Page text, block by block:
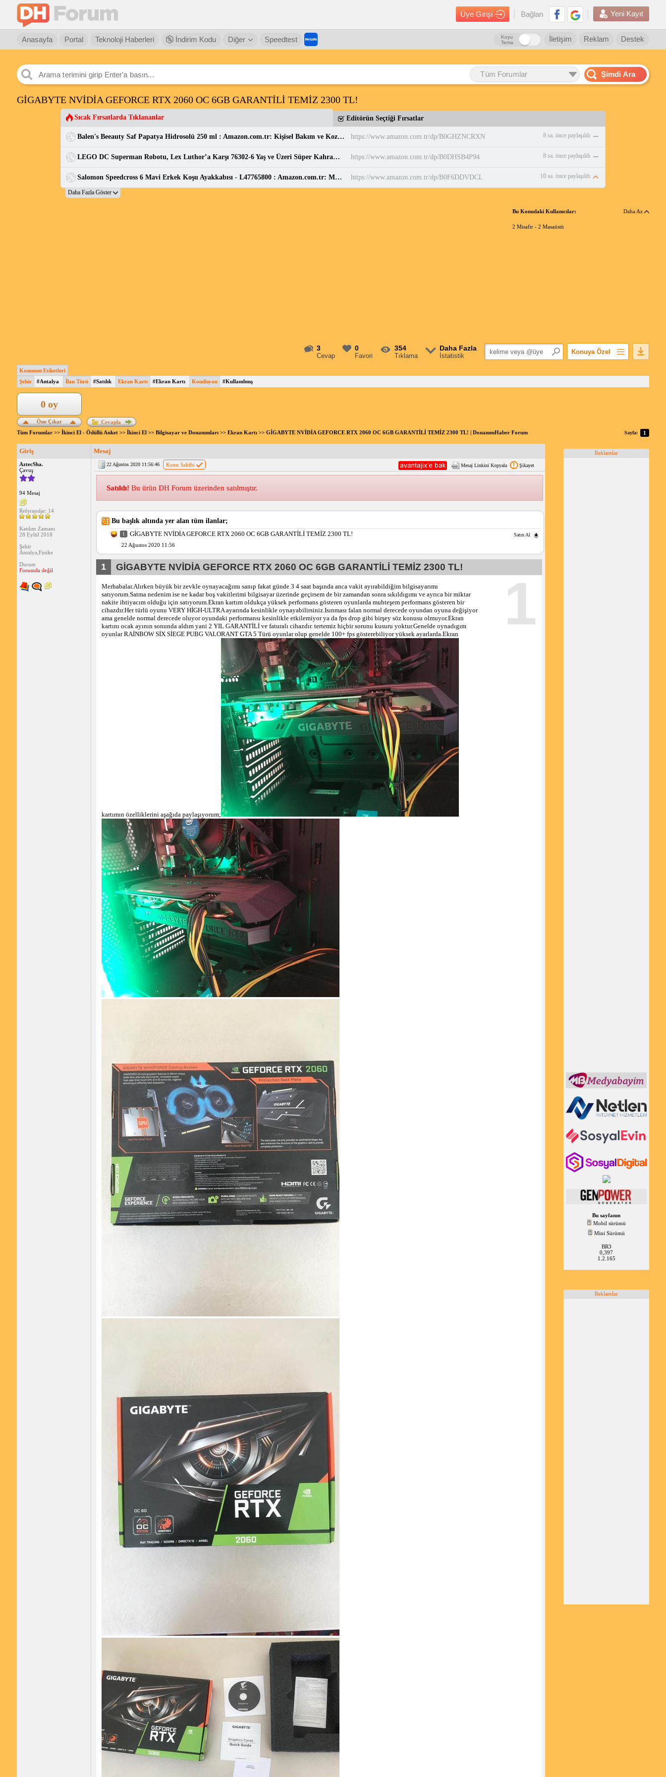
Üye Girişi Bağlan Yeni Kayıt
Anasayfa Portal Teknoloji Haberleri İndirim Kodu Diğer Speedtest Destek
Reklam
İletişim
Koyu
Tema
Tüm Forumlar Şimdi Ara
GİGABYTE NVİDİA GEFORCE RTX 2060 OC 6GB GARANTİLİ TEMİZ 2300 TL!
Sıcak Fırsatlarda Tıklananlar Editörün Seçtiği Fırsatlar
Balen's Beeauty Saf Papatya Hidrosolü 250 ml : Amazon.com.tr: Kişisel Bakım ve Kozmetik https://www.amazon.com.tr/dp/B0GHZNCRXN 8 sa. önce paylaşıldı
LEGO DC Superman Robotu, Lex Luthor’a Karşı 76302-6 Yaş ve Üzeri Süper Kahraman Sevenler için Yaratıcı Oyuncak Yapım Seti, Doğum Günü Hediyesi (120 Parça) : Amazon.com.tr: Oyuncak https://www.amazon.com.tr/dp/B0DHSB4P94 8 sa. önce paylaşıldı
Salomon Speedcross 6 Mavi Erkek Koşu Ayakkabısı - L47765800 : Amazon.com.tr: Moda https://www.amazon.com.tr/dp/B0F6DDVDCL 10 sa. önce paylaşıldı
Bu Konudaki Kullanıcılar: Daha Az
2 Misafir - 2 Masaüstü
3
Cevap
0
Favori
354
Tıklama
Daha Fazla
İstatistik
Konuya Özel
E-Posta Aboneliği
Konunun Etiketleri
Şehir
#Antalya İlan Türü #Satılık Ekran Kartı #Ekran Kartı Kondisyon #Kullanılmış
Öne Çıkar
0 oy
Cevapla
Tüm Forumlar>> İkinci El - Ödüllü Anket>> İkinci El>> Bilgisayar ve Donanımları>> Ekran Kartı>> GİGABYTE NVİDİA GEFORCE RTX 2060 OC 6GB GARANTİLİ TEMİZ 2300 TL! | DonanımHaber Forum Sayfa: 1
Giriş Mesaj
AztecSha.
Çavuş
94 Mesaj
Referanslar: 14
Katılım Zamanı
28 Eylül 2018
Şehir
Antalya,Finike
Durum
Forumda değil
22 Ağustos 2020 11:56:46 Konu Sahibi Mesaj Linkini Kopyala Şikayet
Satıldı! Bu ürün DH Forum üzerinden satılmıştır.
Bu başlık altında yer alan tüm ilanlar;
1 GİGABYTE NVİDİA GEFORCE RTX 2060 OC 6GB GARANTİLİ TEMİZ 2300 TL! Satın Al
22 Ağustos 2020 11:56
1
1 GİGABYTE NVİDİA GEFORCE RTX 2060 OC 6GB GARANTİLİ TEMİZ 2300 TL!
Merhabalar.Alırken büyük bir zevkle oynayacağımı sanıp fakat günde 3 4 saat başında anca vakit ayırabildiğim bilgisayarımı
satıyorum.Satma nedenim ise ne kadar boş vakitlerimi bilgisayar üzerinde geçirsem de bir zamandan sonra sıkıldıgımı ve ayrıca bir miktar
nakite ihtiyacım olduğu için satıyorum.Ekran kartım oldukça yüksek performans gösteren oyunlarda muhteşem performans gösteren bir
cihazdır.Her türlü oyunu VERY HİGH-ULTRA ayarında kesinlikle oynayabilirsiniz.Isınması falan normal derecede oyundan oyuna değişiyor
ama genelde normal derecede oluyor oyundaki performansı kesinlikle etkilemiyor ya da fps drop gibi birşey söz konusu olmuyor.Ekran
kartını ocak ayının sonunda aldım yani 2 YIL GARANTİLİ ve faturalı cihazdır. tertemiz hiçbir sorunu kusuru yoktur.Genelde oynadıgım
oyunlar RAİNBOW SİX SİEGE PUBG VALORANT GTA 5 Türü oyunlar olup genelde 100+ fps gösterebiliyor yüksek ayarlarda.Ekran
kartımın özelliklerini aşağıda paylaşıyorum;
Reklamlar
Bu sayfanın
Mobil sürümü
Mini Sürümü
BR3
0,397
1.2.165
Reklamlar